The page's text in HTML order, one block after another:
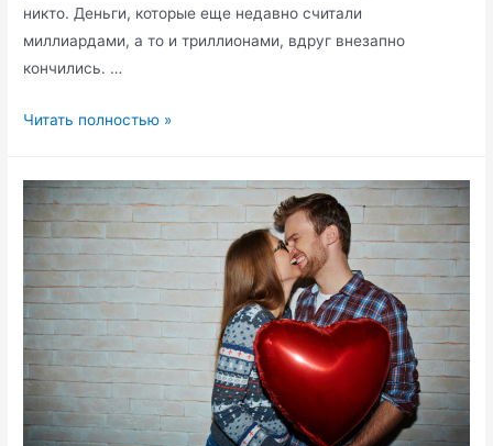
никто. Деньги, которые еще недавно считали
миллиардами, а то и триллионами, вдруг внезапно
кончились. …
Почему
время
кризиса
нельзя
поддаваться
пессимизму?
Читать полностью »